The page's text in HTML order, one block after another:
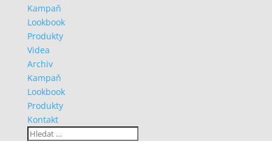
Kampaň
Lookbook
Produkty
Videa
Archiv
Kampaň
Lookbook
Produkty
Kontakt